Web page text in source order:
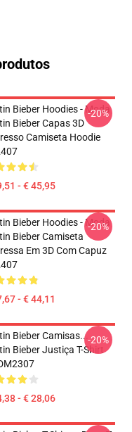
Bieber Hoodies - Moda
Bieber Capas 3D
Camiseta Hoodie
- € 45,95
-20%
Bieber Hoodies - Moda
Bieber Camiseta
Em 3D Com Capuz
- € 44,11
-20%
Bieber Camisas...
Bieber Justiça T-Shirt
- € 28,06
-20%